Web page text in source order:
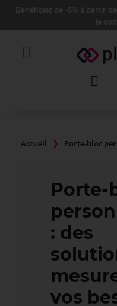
Bénéficiez de -5% à partir
le
Accueil Porte-bloc
Porte-
: des
vos